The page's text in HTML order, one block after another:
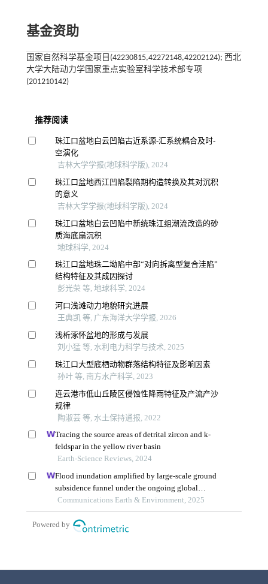
基金资助
国家自然科学基金项目(42230815,42272148,42202124); 西北
大学大陆动力学国家重点实验室科学技术部专项
(201210142)